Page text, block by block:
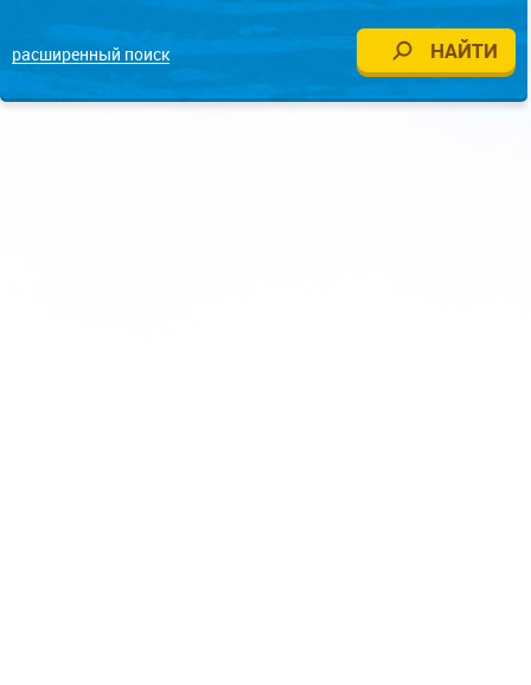
расширенный поиск